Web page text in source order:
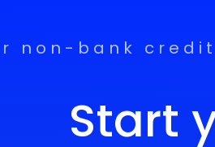
non-bank
Start